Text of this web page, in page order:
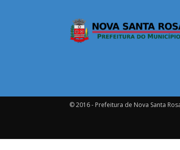
© 2016 - Prefeitura de Nova Santa